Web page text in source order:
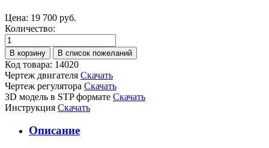
Цена: 19 700 руб.
Количество:
Код товара: 14020
Чертеж двигателя Скачать
Чертеж регулятора Скачать
3D модель в STP формате Скачать
Инструкция Скачать
Описание